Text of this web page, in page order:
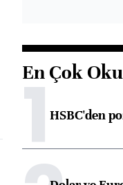
En Çok
1HSBC'den